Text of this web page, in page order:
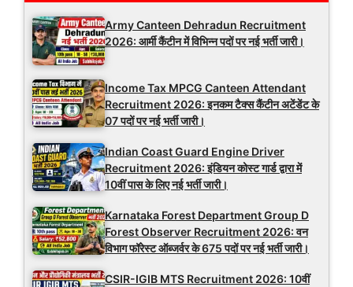
Army Canteen Dehradun Recruitment
2026: आर्मी कैंटीन में विभिन्न पदों पर नई भर्ती जारी।
Income Tax MPCG Canteen Attendant
Recruitment 2026: इनकम टैक्स कैंटीन अटेंडेंट के
07 पदों पर नई भर्ती जारी।
Indian Coast Guard Engine Driver
Recruitment 2026: इंडियन कोस्ट गार्ड द्वारा में
10वीं पास के लिए नई भर्ती जारी।
Karnataka Forest Department Group D
Forest Observer Recruitment 2026: वन
विभाग फॉरेस्ट ऑब्जर्वर के 675 पदों पर नई भर्ती जारी।
CSIR-IGIB MTS Recruitment 2026: 10वीं